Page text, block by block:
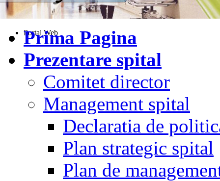
Portal Web
Prima Pagina
Prezentare spital
Comitet director
Management spital
Declaratia de
Plan strategic spital
Plan de